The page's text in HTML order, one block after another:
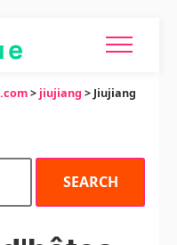
> jiujiang > Jiujiang